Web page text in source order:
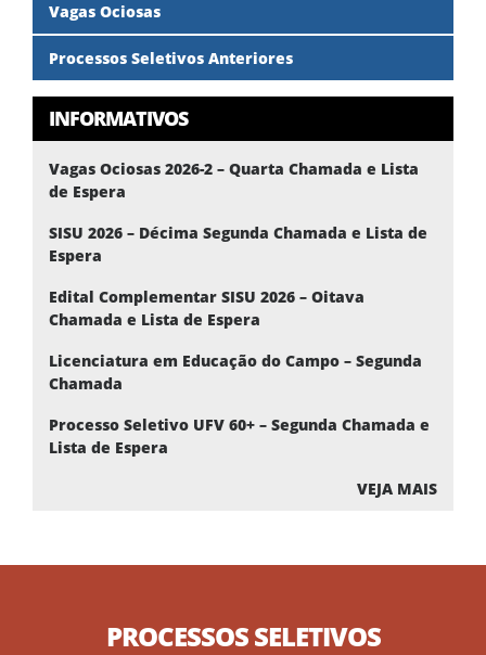
Vagas Ociosas
Processos Seletivos Anteriores
INFORMATIVOS
Vagas Ociosas 2026-2 – Quarta Chamada e Lista
de Espera
SISU 2026 – Décima Segunda Chamada e Lista de
Espera
Edital Complementar SISU 2026 – Oitava
Chamada e Lista de Espera
Licenciatura em Educação do Campo – Segunda
Chamada
Processo Seletivo UFV 60+ – Segunda Chamada e
Lista de Espera
VEJA MAIS
PROCESSOSSELETIVOS